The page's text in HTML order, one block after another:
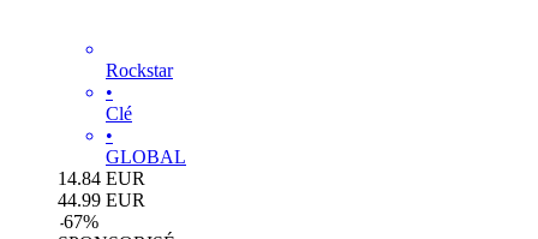
Rockstar
•
Clé
•
GLOBAL
14.84 EUR
44.99 EUR
-67%